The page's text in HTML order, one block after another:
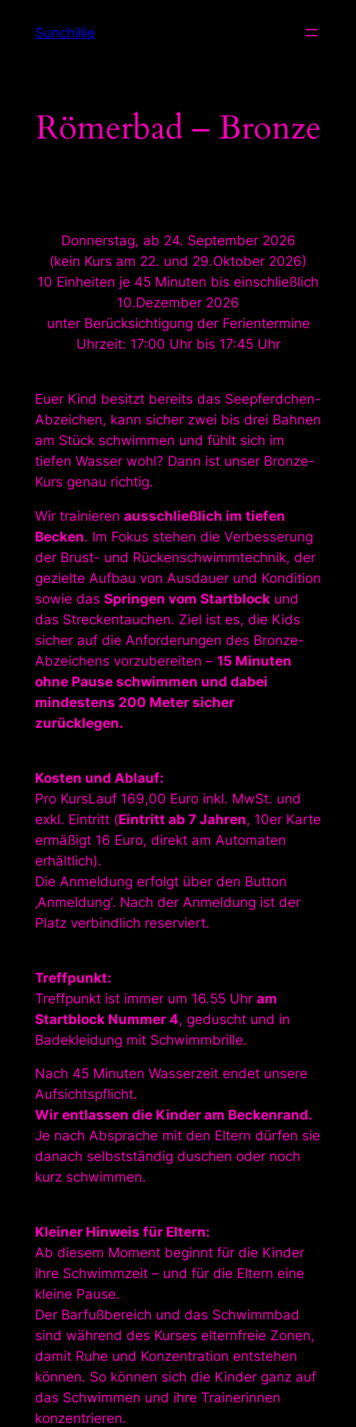
InhaltSunchillie
Römerbad – Bronze
Donnerstag, ab 24. September 2026
(kein Kurs am 22. und 29.Oktober 2026)
10 Einheiten je 45 Minuten bis einschließlich
10.Dezember 2026
unter Berücksichtigung der Ferientermine
Uhrzeit: 17:00 Uhr bis 17:45 Uhr
Euer Kind besitzt bereits das Seepferdchen-
Abzeichen, kann sicher zwei bis drei Bahnen
am Stück schwimmen und fühlt sich im
tiefen Wasser wohl? Dann ist unser Bronze-
Kurs genau richtig.
Wir trainieren ausschließlich im tiefen
Becken. Im Fokus stehen die Verbesserung
der Brust- und Rückenschwimmtechnik, der
gezielte Aufbau von Ausdauer und Kondition
sowie das Springen vom Startblockund
das Streckentauchen. Ziel ist es, die Kids
sicher auf die Anforderungen des Bronze-
Abzeichens vorzubereiten – 15 Minuten
ohne Pause schwimmen und dabei
mindestens 200 Meter sicher
zurücklegen.
Kosten und Ablauf:
Pro KursLauf 169,00 Euro inkl. MwSt. und
exkl. Eintritt (Eintritt ab 7 Jahren, 10er Karte
ermäßigt 16 Euro, direkt am Automaten
erhältlich).
Die Anmeldung erfolgt über den Button
‚Anmeldung‘. Nach der Anmeldung ist der
Platz verbindlich reserviert.
Treffpunkt:
Treffpunkt ist immer um 16.55 Uhr am
Startblock Nummer 4, geduscht und in
Badekleidung mit Schwimmbrille.
Nach 45 Minuten Wasserzeit endet unsere
Aufsichtspflicht.
Wir entlassen die Kinder am Beckenrand.
Je nach Absprache mit den Eltern dürfen sie
danach selbstständig duschen oder noch
kurz schwimmen.
Kleiner Hinweis für Eltern:
Ab diesem Moment beginnt für die Kinder
ihre Schwimmzeit – und für die Eltern eine
kleine Pause.
Der Barfußbereich und das Schwimmbad
sind während des Kurses elternfreie Zonen,
damit Ruhe und Konzentration entstehen
können. So können sich die Kinder ganz auf
das Schwimmen und ihre Trainerinnen
konzentrieren.